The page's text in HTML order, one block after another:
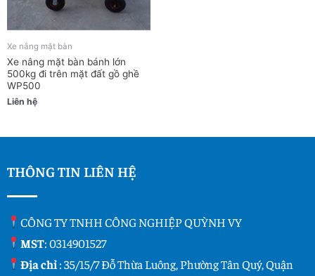
Xe nâng mặt bàn
Xe nâng mặt bàn bánh lớn
500kg đi trên mặt đất gồ ghề
WP500
Liên hệ
THÔNG TIN LIÊN HỆ
CÔNG TY TNHH CÔNG NGHIỆP QUỲNH VY
MST: 0314901527
Địa chỉ: 35/15/7 Đỗ Thừa Luông, Phường Tân Quý, Quận